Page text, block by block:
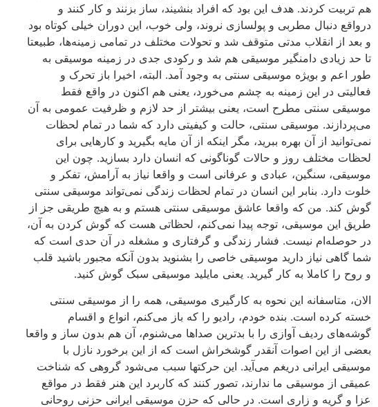
هم تربیت کردند. هدف این بود که افراد بنشیند، ساز بزنند و کار کنند و
درواقع دنبال مطربى و پولسازى نروند، ولى خوب، این دوران خیلى کوتاه بود
و بعد از انقلاب مدتى متوقف شد و تحولات مختلف در تمامى زمینه‌ها، طبیعتا
تا حد زیادى دامنگیر موسیقى هم شد و رکودى جدى در زمینه‌ موسیقى به
طور اعم و بویژه موسیقى سنتى به وجود آمد. البته، اخیرا باز تحرک و
فعالیتى در این زمینه به چشم مى‌خورد، یعنى هم اکنون در واقع فقط
موسیقى سنتى مطرح است، یعنى بیشتر از حد لازم و ظرفیت عمومى به آن
مى‌پردازند. موسیقى سنتى، حالت و کیفیتى دارد که شما در تمام لحظات
نمى‌توانید از آن بهره ببرید، مگر اینکه از آن مایه بگیرید و کارهایى براى
لحظات مختلف روز و حالات گوناگونى که انسان دارد بسازید. چون این
موسیقى، سنگین، عبادى و عرفانى است و واقعا نیاز به آرامش‏، تفکر و
خلوت دارد. بنابر این انسان در تمام لحظات زندگى نمى‌تواند موسیقى سنتى
گوش‏ کند. من که واقعا عاشق موسیقى سنتى هستم و به هیچ طریقى جز از
طریق این موسیقى، توجه پیدا نمى‌کنم، لحظاتى هست که گوش‏ کردن به آن،
در حوصله‌ام نیست. فشار زندگى و گرفتارى و مشغله در آن حدى است که
شما گاهى نیاز دارید موسیقى خاصى را بشنوید بدون آنکه مجبور باشید قلب
و روح را کاملا به کار گیرید. یعنى مایلید موسیقى سبک گوش‏ کنید.
الان، متاسفانه این نحوه به کارگیرى موسیقى، همه را از موسیقى سنتى
خسته کرده است. بنده خودم، رادیو را که باز مى‌کنم، انواع و اقسام
گوشه‌هاى ردیف آوازى را با بدترین صداها مى‌شنوم، آن هم بدون ساز و واقعا
بعضى از این اصوات آنقدر گوشخراش‏ است که از این برخورد نازل با
موسیقى ایرانى دریغم مى‌آید. این حرکتها سبب مى‌شود گروهى که شناخت
عمیقى از موسیقى ما ندارند، تصور کنند که کاربرد این هنر فقط در مواقع
عزا و گریه و زارى است. در حالى که حزن موسیقى ایرانى حزنى روحانى